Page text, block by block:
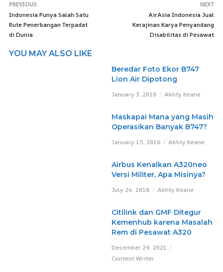
PREVIOUS
Indonesia Punya Salah Satu
Rute Penerbangan Terpadat
di Dunia
NEXT
AirAsia Indonesia Jual
Kerajinan Karya Penyandang
Disabilitas di Pesawat
YOU MAY ALSO LIKE
Beredar Foto Ekor B747
Lion Air Dipotong
January 3, 2018 Akhty Keane
Maskapai Mana yang Masih
Operasikan Banyak B747?
January 15, 2016 Akhty Keane
Airbus Kenalkan A320neo
Versi Militer, Apa Misinya?
July 24, 2018 Akhty Keane
Citilink dan GMF Ditegur
Kemenhub karena Masalah
Rem di Pesawat A320
December 29, 2021
Content Writer